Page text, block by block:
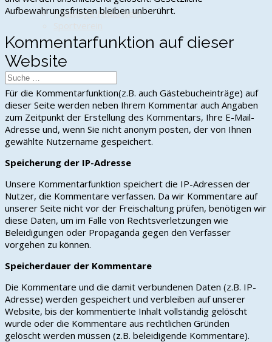
Freiwillige Feuerwehr
Aufbewahrungsfristen bleiben unberührt.
Kommentarfunktion auf dieser
Website
Für die Kommentarfunktion(z.B. auch Gästebucheinträge) auf
dieser Seite werden neben Ihrem Kommentar auch Angaben
zum Zeitpunkt der Erstellung des Kommentars, Ihre E-Mail-
Adresse und, wenn Sie nicht anonym posten, der von Ihnen
gewählte Nutzername gespeichert.
Speicherung der IP-Adresse
Unsere Kommentarfunktion speichert die IP-Adressen der
Nutzer, die Kommentare verfassen. Da wir Kommentare auf
unserer Seite nicht vor der Freischaltung prüfen, benötigen wir
diese Daten, um im Falle von Rechtsverletzungen wie
Beleidigungen oder Propaganda gegen den Verfasser
vorgehen zu können.
Speicherdauer der Kommentare
Die Kommentare und die damit verbundenen Daten (z.B. IP-
Adresse) werden gespeichert und verbleiben auf unserer
Website, bis der kommentierte Inhalt vollständig gelöscht
wurde oder die Kommentare aus rechtlichen Gründen
gelöscht werden müssen (z.B. beleidigende Kommentare).